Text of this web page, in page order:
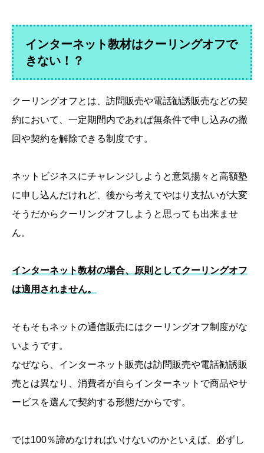
インターネット教材はクーリングオフで
きない！？
クーリングオフとは、訪問販売や電話勧誘販売などの契
約において、一定期間内であれば無条件で申し込みの撤
回や契約を解除できる制度です。
ネットビジネスにチャレンジしようと意気揚々と高額塾
に申し込んだけれど、後から考えてやはり支払いが大変
そうだからクーリングオフしようと思っても出来ませ
ん。
インターネット教材の場合、原則としてクーリングオフ
は適用されません。
そもそもネットの通信販売にはクーリングオフ制度がな
いようです。
なぜなら、インターネット販売は訪問販売や電話勧誘販
売とは異なり、消費者が自らインターネットで商品やサ
ービスを選んで契約する形態だからです。
では100％諦めなければいけないのかといえば、必ずし